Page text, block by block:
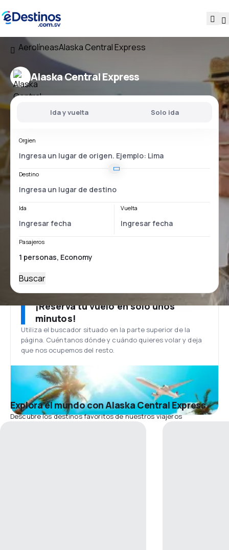
AerolíneasAlaska Central Express
Alaska Central Express
Ida y vuelta Solo ida
Orgien
Destino
Ida Vuelta
Pasajeros
Buscar
¡Reserva tu vuelo en solo unos
minutos!
Utiliza el buscador situado en la parte superior de la
página. Cuéntanos dónde y cuándo quieres volar y deja
que nos ocupemos del resto.
Explora el mundo con Alaska Central Express
Descubre los destinos favoritos de nuestros viajeros